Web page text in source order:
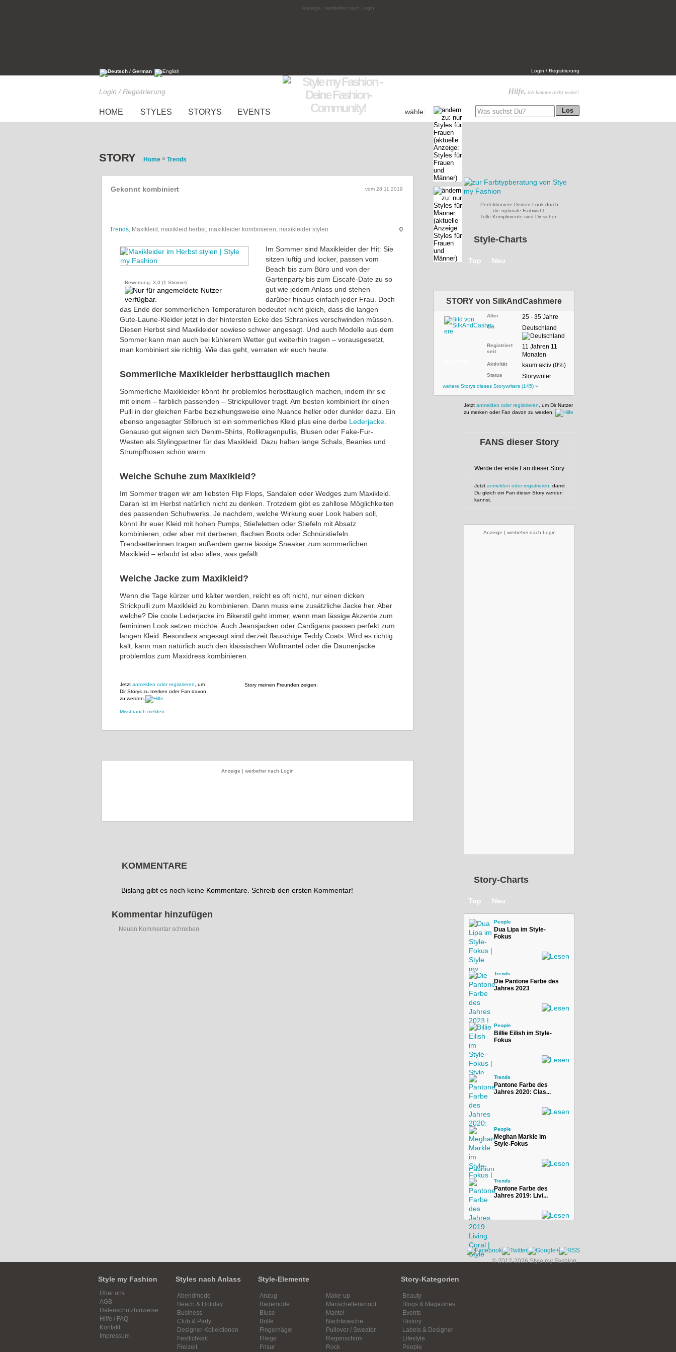
Anzeige | werbefrei nach Login
Login / Registrierung
Hilfe, ich komme nicht weiter!
Login / Registrierung
HOME STYLES STORYS EVENTS wähle:
STORY Home » Trends
Gekonnt kombiniert vom 28.11.2019
Trends, Maxikleid, maxikleid herbst, maxikleider kombinieren, maxikleider stylen 0
Bewertung: 3,0 (1 Stimme)
Im Sommer sind Maxikleider der Hit: Sie
sitzen luftig und locker, passen vom
Beach bis zum Büro und von der
Gartenparty bis zum Eiscafé-Date zu so
gut wie jedem Anlass und stehen
darüber hinaus einfach jeder Frau. Doch
das Ende der sommerlichen Temperaturen bedeutet nicht gleich, dass die langen
Gute-Laune-Kleider jetzt in der hintersten Ecke des Schrankes verschwinden müssen.
Diesen Herbst sind Maxikleider sowieso schwer angesagt. Und auch Modelle aus dem
Sommer kann man auch bei kühlerem Wetter gut weiterhin tragen – vorausgesetzt,
man kombiniert sie richtig. Wie das geht, verraten wir euch heute.
Sommerliche Maxikleider herbsttauglich machen
Sommerliche Maxikleider könnt ihr problemlos herbsttauglich machen, indem ihr sie
mit einem – farblich passenden – Strickpullover tragt. Am besten kombiniert ihr einen
Pulli in der gleichen Farbe beziehungsweise eine Nuance heller oder dunkler dazu. Ein
ebenso angesagter Stilbruch ist ein sommerliches Kleid plus eine derbe Lederjacke
Genauso gut eignen sich Denim-Shirts, Rollkragenpullis, Blusen oder Fake-Fur-
Westen als Stylingpartner für das Maxikleid. Dazu halten lange Schals, Beanies und
Strumpfhosen schön warm.
Welche Schuhe zum Maxikleid?
Im Sommer tragen wir am liebsten Flip Flops, Sandalen oder Wedges zum Maxikleid.
Daran ist im Herbst natürlich nicht zu denken. Trotzdem gibt es zahllose Möglichkeiten
des passenden Schuhwerks. Je nachdem, welche Wirkung euer Look haben soll,
könnt ihr euer Kleid mit hohen Pumps, Stiefeletten oder Stiefeln mit Absatz
kombinieren, oder aber mit derberen, flachen Boots oder Schnürstiefeln.
Trendsetterinnen tragen außerdem gerne lässige Sneaker zum sommerlichen
Maxikleid – erlaubt ist also alles, was gefällt.
Welche Jacke zum Maxikleid?
Wenn die Tage kürzer und kälter werden, reicht es oft nicht, nur einen dicken
Strickpulli zum Maxikleid zu kombinieren. Dann muss eine zusätzliche Jacke her. Aber
welche? Die coole Lederjacke im Bikerstil geht immer, wenn man lässige Akzente zum
femininen Look setzen möchte. Auch Jeansjacken oder Cardigans passen perfekt zum
langen Kleid. Besonders angesagt sind derzeit flauschige Teddy Coats. Wird es richtig
kalt, kann man natürlich auch den klassischen Wollmantel oder die Daunenjacke
problemlos zum Maxidress kombinieren.
Story meinen Freunden zeigen:
Jetzt anmelden oder registrieren , um
Dir Storys zu merken oder Fan davon
zu werden.
Missbrauch melden
Anzeige | werbefrei nach Login
KOMMENTARE
Bislang gibt es noch keine Kommentare. Schreib den ersten Kommentar!
Kommentar hinzufügen
Neuen Kommentar schreiben
Perfektioniere Deinen Look durch
die optimale Farbwahl.
Tolle Komplimente sind Dir sicher!
Style-Charts
Top Neu
STORY von SilkAndCashmere
Alter 25 - 35 Jahre
Ort Deutschland
Registriert
seit
11 Jahren 11
Monaten
Aktivität kaum aktiv (0%)
Status Storywriter
weitere Storys dieses Storywriters (145) »
Jetzt anmelden oder registrieren , um Dir Nutzer
zu merken oder Fan davon zu werden.
FANS dieser Story
Werde der erste Fan dieser Story.
Jetzt anmelden oder registrieren , damit
Du gleich ein Fan dieser Story werden
kannst.
Anzeige | werbefrei nach Login
Story-Charts
Top Neu
People
Dua Lipa im Style-
Fokus
Trends
Die Pantone Farbe des
Jahres 2023
People
Billie Eilish im Style-
Fokus
Trends
Pantone Farbe des
Jahres 2020: Clas...
People
Meghan Markle im
Style-Fokus
Trends
Pantone Farbe des
Jahres 2019: Livi...
© 2012-2026 Style my Fashion
Style my Fashion
Über uns
AGB
Datenschutzhinweise
Hilfe / FAQ
Kontakt
Impressum
Styles nach Anlass
Abendmode
Beach & Holiday
Business
Club & Party
Designer-Kollektionen
Festlichkeit
Freizeit
Style-Elemente
Anzug
Bademode
Bluse
Brille
Fingernägel
Fliege
Frisur
Make-up
Manschettenknopf
Mantel
Nachtwäsche
Pullover / Sweater
Regenschirm
Rock
Story-Kategorien
Beauty
Blogs & Magazines
Events
History
Labels & Designer
Lifestyle
People